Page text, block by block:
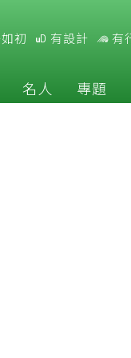
初 有設計 有
名人 專題